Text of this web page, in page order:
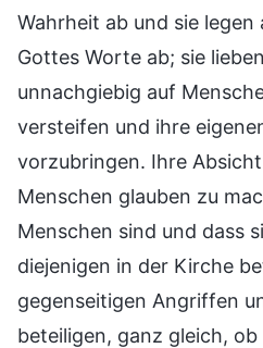
Wahrheit ab und sie
Gottes Worte ab; sie
unnachgiebig auf
versteifen und ihre
vorzubringen. Ihre
Menschen glauben zu
Menschen sind und dass
diejenigen in der Kirche
gegenseitigen Angriffen
beteiligen, ganz gleich,